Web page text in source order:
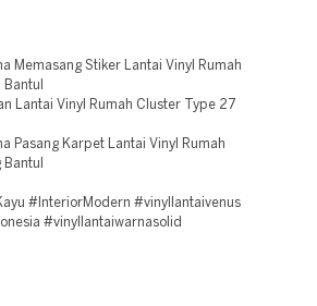
Memasang Stiker Lantai Vinyl Rumah
Lantai Vinyl Rumah Cluster Type 27
Pasang Karpet Lantai Vinyl Rumah
#InteriorModern #vinyllantaivenus
#vinyllantaiwarnasolid